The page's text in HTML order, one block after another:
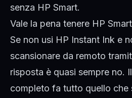
senza HP Smart.
Vale la pena tenere HP
Se non usi HP Instant Ink e
scansionare da remoto
risposta è quasi sempre no.
completo fa tutto quello che